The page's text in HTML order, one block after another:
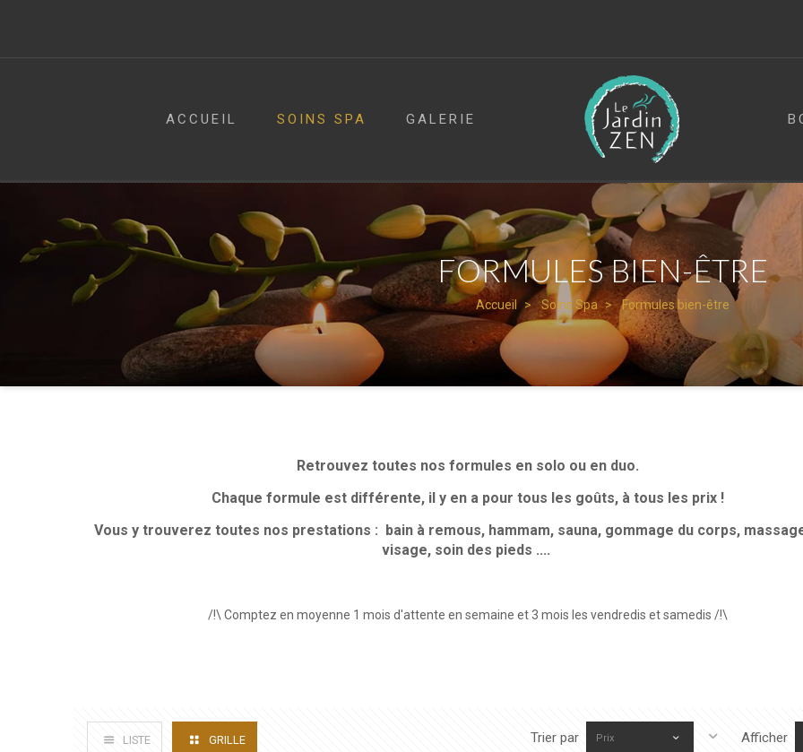
ACCUEIL SOINS SPA GALERIE
FORMULES BIEN-ÊTRE
Accueil Soins Spa Formules bien-être
Retrouvez toutes nos formules en solo ou en duo.
Chaque formule est différente, il y en a pour tous les goûts, à tous les prix !
Vous y trouverez toutes nos prestations : bain à remous, hammam, sauna, gommage du corps,
visage, soin des pieds ....
/!\ Comptez en moyenne 1 mois d'attente en semaine et 3 mois les vendredis et samedis /!\
LISTE GRILLE Afficher
Trier par Prix